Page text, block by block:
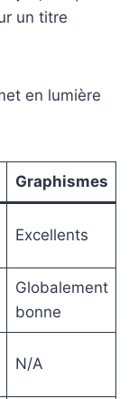
un titre
en lumière
Graphismes
Excellents
Globalement
bonne
N/A